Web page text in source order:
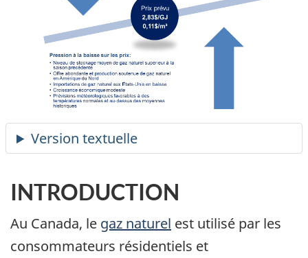
INTRODUCTION
Au Canada, le gaz naturel est utilisé par les
consommateurs résidentiels et